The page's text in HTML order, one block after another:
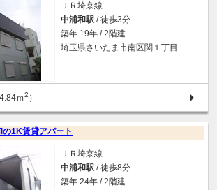
ＪＲ埼京線
中浦和駅 / 徒歩3分
築年 19年 / 2階建
埼玉県さいたま市南区関１丁目
ｍ2 ）
の1K賃貸アパート
ＪＲ埼京線
中浦和駅 / 徒歩8分
築年 24年 / 2階建